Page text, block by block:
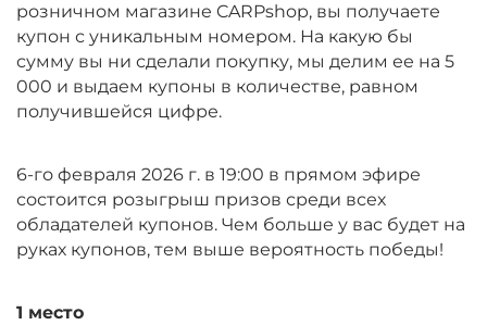
розничном магазине CARPshop, вы получаете
купон с уникальным номером. На какую бы
сумму вы ни сделали покупку, мы делим ее на 5
000 и выдаем купоны в количестве, равном
получившейся цифре.
6-го февраля 2026 г. в 19:00 в прямом эфире
состоится розыгрыш призов среди всех
обладателей купонов. Чем больше у вас будет на
руках купонов, тем выше вероятность победы!
1 место